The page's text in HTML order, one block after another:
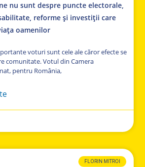
nu sunt despre puncte electorale,
reforme și investiții care
oamenilor
voturi sunt cele ale căror efecte se
comunitate. Votul din Camera
pentru România,
FLORIN MITROI